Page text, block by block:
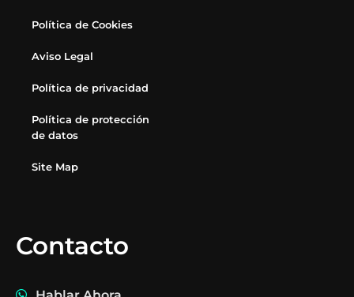
Política de Cookies
Aviso Legal
Política de privacidad
Política de protección
de datos
Site Map
Contacto